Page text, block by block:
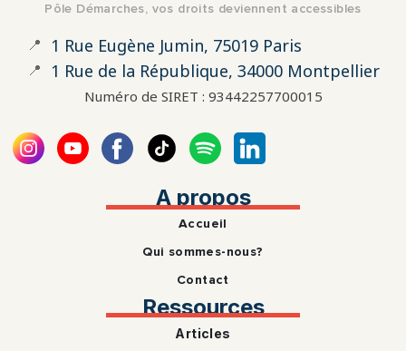
Pôle Démarches, vos droits deviennent accessibles
📍 1 Rue Eugène Jumin, 75019 Paris
📍 1 Rue de la République, 34000 Montpellier
Numéro de SIRET : 93442257700015
A propos
Accueil
Qui sommes-nous?
Contact
Ressources
Articles